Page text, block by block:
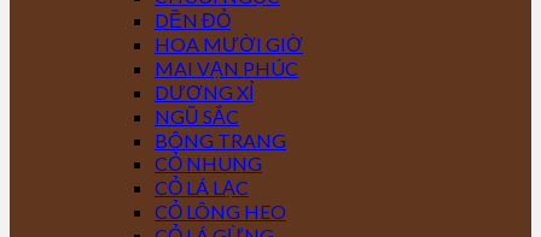
DỀN ĐỎ
HOA MƯỜI GIỜ
MAI VẠN PHÚC
DƯƠNG XỈ
NGŨ SẮC
BÔNG TRANG
CỎ NHUNG
CỎ LÁ LẠC
CỎ LÔNG HEO